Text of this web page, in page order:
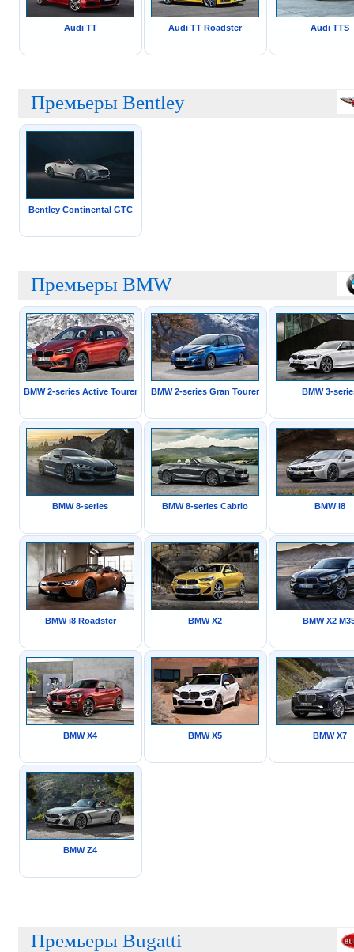
Audi TT Audi TT Roadster Audi TTS
Премьеры Bentley
Bentley Continental GTC
Премьеры BMW
BMW 2-series Active Tourer BMW 2-series Gran Tourer BMW 3-
BMW 8-series BMW 8-series Cabrio BMW i8
BMW i8 Roadster BMW X2 BMW X2
BMW X4 BMW X5 BMW X7
BMW Z4
Премьеры Bugatti